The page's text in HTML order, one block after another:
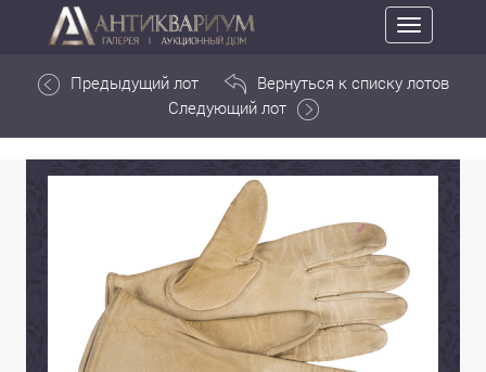
Toggle
navigation
Предыдущий лот
Вернуться к списку лотов
Следующий лот